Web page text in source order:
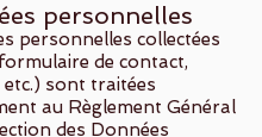
personnelles
personnelles collectées
de contact,
sont traitées
au Règlement Général
des Données